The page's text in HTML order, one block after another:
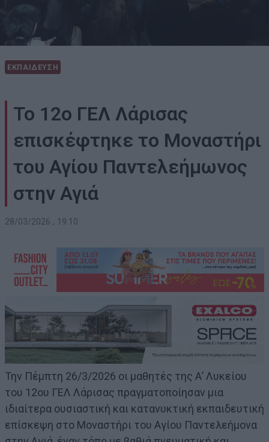
ΕΚΠΑΙΔΕΥΣΗ
Το 12ο ΓΕΛ Λάρισας
επισκέφτηκε το Μοναστήρι
του Αγίου Παντελεήμωνος
στην Αγιά
28/03/2026 , 19:10
Την Πέμπτη 26/3/2026 οι μαθητές της Α’ Λυκείου
του 12ου ΓΕΛ Λάρισας πραγματοποίησαν μια
ιδιαίτερα ουσιαστική και κατανυκτική εκπαιδευτική
επίσκεψη στο Μοναστήρι του Αγίου Παντελεήμονα